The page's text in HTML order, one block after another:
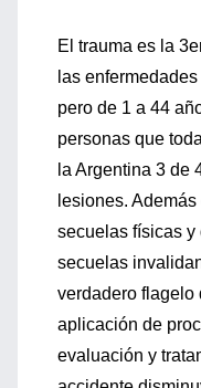
El trauma es la
las
pero de 1 a 44
personas que
la Argentina 3 de
lesiones.
secuelas físicas y
secuelas
verdadero flagelo
aplicación de
evaluación y